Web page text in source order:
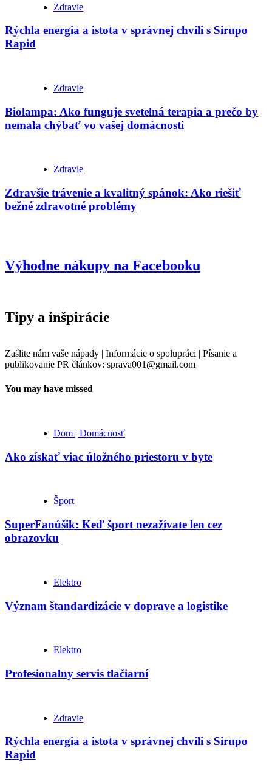
Zdravie
Rýchla energia a istota v správnej chvíli s Sirupo
Rapid
Zdravie
Biolampa: Ako funguje svetelná terapia a prečo by
nemala chýbať vo vašej domácnosti
Zdravie
Zdravšie trávenie a kvalitný spánok: Ako riešiť
bežné zdravotné problémy
Výhodne nákupy na Facebooku
Tipy a inšpirácie
Zašlite nám vaše nápady | Informácie o spolupráci | Písanie a
publikovanie PR článkov: sprava001@gmail.com
You may have missed
Dom | Domácnosť
Ako získať viac úložného priestoru v byte
Šport
SuperFanúšik: Keď šport nezažívate len cez
obrazovku
Elektro
Význam štandardizácie v doprave a logistike
Elektro
Profesionalny servis tlačiarní
Zdravie
Rýchla energia a istota v správnej chvíli s Sirupo
Rapid